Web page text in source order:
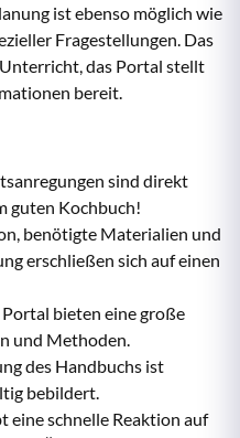
ist ebenso möglich wie
Fragestellungen. Das
das Portal stellt
bereit.
sind direkt
guten Kochbuch!
benötigte Materialien und
erschließen sich auf einen
bieten eine große
und Methoden.
des Handbuchs ist
bebildert.
eine schnelle Reaktion auf